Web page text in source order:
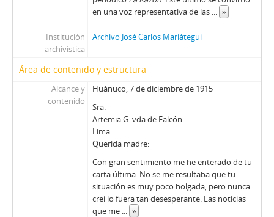
en una voz representativa de las
»
Institución
archivística
Archivo José Carlos Mariátegui
Área de contenido y estructura
Alcance y
contenido
Huánuco, 7 de diciembre de 1915
Sra.
Artemia G. vda de Falcón
Lima
Querida madre:
Con gran sentimiento me he enterado de tu
carta última. No se me resultaba que tu
situación es muy poco holgada, pero nunca
creí lo fuera tan desesperante. Las noticias
que me
»